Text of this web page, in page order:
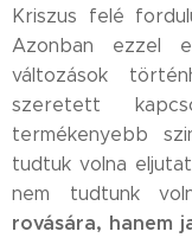
Kriszus felé
Azonban ezzel
változások
szeretett
termékenyebb
tudtuk volna
nem tudtunk
rovására, hanem